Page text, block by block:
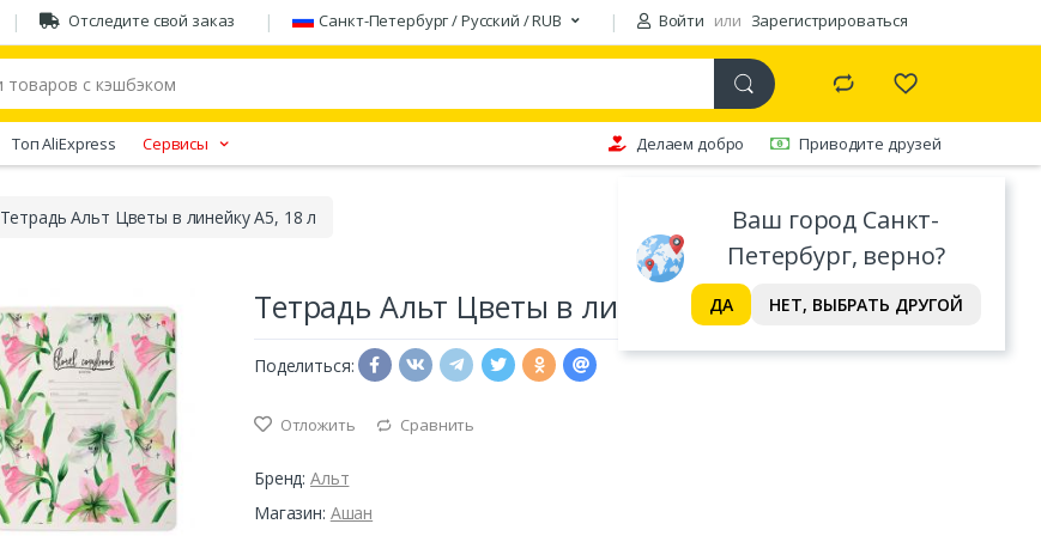
Отследите свой заказ Санкт-Петербург / Русский / RUB Войти или Зарегистрироваться
Ваш город Санкт-
Петербург, верно?
ДА НЕТ, ВЫБРАТЬ ДРУГОЙ
Tоп AliExpress Сервисы Делаем добро Приводите друзей
Тетрадь Альт Цветы в линейку А5, 18 л
Тетрадь Альт Цветы в линейку А5, 18 л
Поделиться:
Отложить Сравнить
Бренд: Альт
Магазин: Ашан